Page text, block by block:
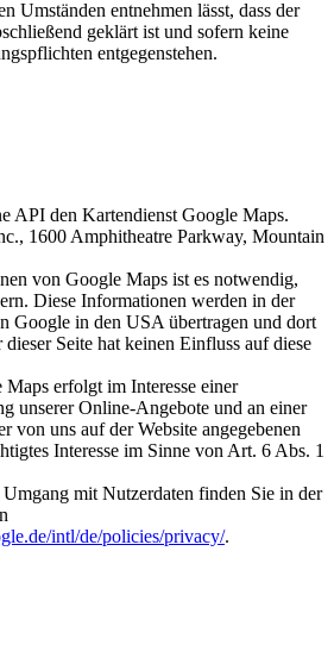
Umständen entnehmen lässt, dass der
geklärt ist und sofern keine
entgegenstehen.
API den Kartendienst Google Maps.
1600 Amphitheatre Parkway, Mountain
von Google Maps ist es notwendig,
Diese Informationen werden in der
Google in den USA übertragen und dort
Seite hat keinen Einfluss auf diese
erfolgt im Interesse einer
unserer Online-Angebote und an einer
von uns auf der Website angegebenen
Interesse im Sinne von Art. 6 Abs. 1
mit Nutzerdaten finden Sie in der
intl/de/policies/privacy/.